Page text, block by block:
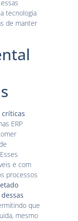
tecnologia
de manter
críticas
ERP
e com
processos
que
mesmo